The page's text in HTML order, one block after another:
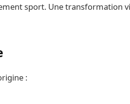
sport. Une transformation
: